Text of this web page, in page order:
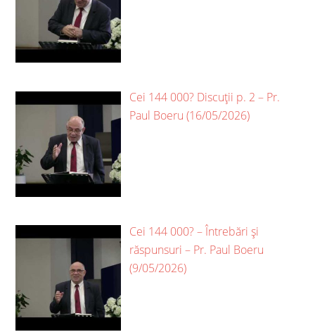
Cei 144 000? Discuții p. 2 – Pr.
Paul Boeru (16/05/2026)
Cei 144 000? – Întrebări și
răspunsuri – Pr. Paul Boeru
(9/05/2026)